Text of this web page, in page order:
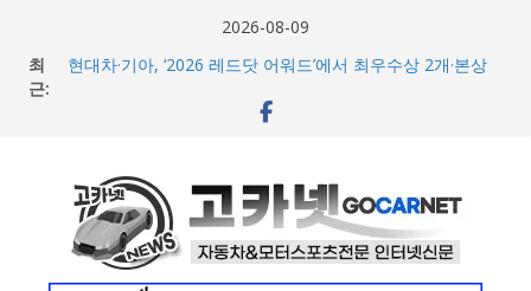
2026-08-09
최
근:
BMW 레이디스 챔피언십 2026, 다양한 티켓 패키지 선보이
며 본격 대회 준비 돌입
벤틀리, 첫 순수 전기 어반 럭셔리 SUV 토르칼 탑재될 ‘큐레
이션 엔진’ 공개
벤틀리서울, 광주 신세계백화점에서 호남지역 최초 브랜드
팝업 오픈